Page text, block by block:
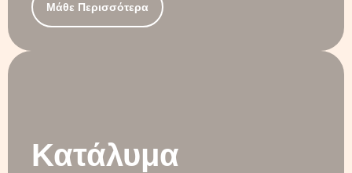
Μάθε Περισσότερα
Κατάλυμα